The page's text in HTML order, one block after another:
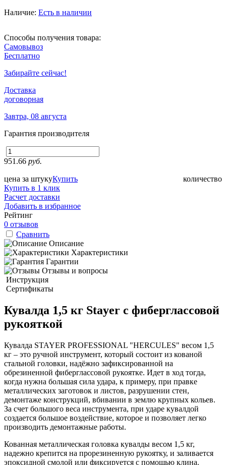
Наличие: Есть в наличии
Способы получения товара:
Самовывоз
Бесплатно
Забирайте сейчас!
Доставка
договорная
Завтра, 08 августа
Гарантия производителя
951.66 руб.
цена за штуку количество
Купить
Купить в 1 клик
Расчет доставки
Добавить в избранное
Рейтинг
0 отзывов
Сравнить
Описание
Характеристики
Гарантии
Отзывы и вопросы
Инструкция
Сертификаты
Кувалда 1,5 кг Stayer с фиберглассовой
рукояткой
Кувалда STAYER PROFESSIONAL "HERCULES" весом 1,5
кг – это ручной инструмент, который состоит из кованой
стальной головки, надёжно зафиксированной на
обрезиненной фиберглассовой рукоятке. Идет в ход тогда,
когда нужна большая сила удара, к примеру, при правке
металлических заготовок и листов, разрушении стен,
демонтаже конструкций, вбивании в землю крупных кольев.
За счет большого веса инструмента, при ударе кувалдой
создается большое воздействие, которое и позволяет легко
производить демонтажные работы.
Кованная металлическая головка кувалды весом 1,5 кг,
надежно крепится на прорезиненную рукоятку, и заливается
эпоксидной смолой или фиксируется с помощью клина.